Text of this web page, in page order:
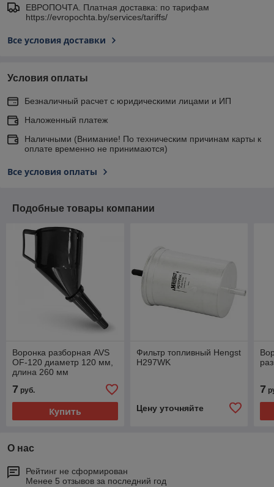
ЕВРОПОЧТА. Платная доставка: по тарифам
https://evropochta.by/services/tariffs/
Все условия доставки
Условия оплаты
Безналичный расчет с юридическими лицами и ИП
Наложенный платеж
Наличными (Внимание! По техническим причинам карты к
оплате временно не принимаются)
Все условия оплаты
Подобные товары компании
Воронка разборная AVS
OF-120 диаметр 120 мм,
длина 260 мм
7 руб.
Купить
Фильтр топливный Hengst
H297WK
Цену уточняйте
7
О нас
Рейтинг не сформирован
Менее 5 отзывов за последний год